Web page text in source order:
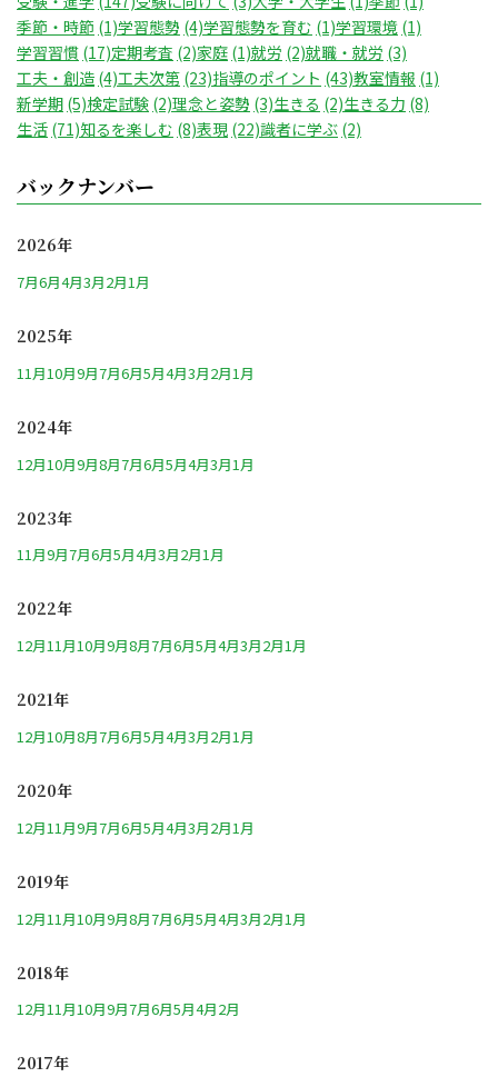
季節・時節 (1)学習態勢 (4)学習態勢を育む (1)学習環境 (1)
学習習慣 (17)定期考査 (2)家庭 (1)就労 (2)就職・就労 (3)
工夫・創造 (4)工夫次第 (23)指導のポイント (43)教室情報 (1)
新学期 (5)検定試験 (2)理念と姿勢 (3)生きる (2)生きる力 (8)
生活 (71)知るを楽しむ (8)表現 (22)識者に学ぶ (2)
バックナンバー
2026年
7月6月4月3月2月1月
2025年
11月10月9月7月6月5月4月3月2月1月
2024年
12月10月9月8月7月6月5月4月3月1月
2023年
11月9月7月6月5月4月3月2月1月
2022年
12月11月10月9月8月7月6月5月4月3月2月1月
2021年
12月10月8月7月6月5月4月3月2月1月
2020年
12月11月9月7月6月5月4月3月2月1月
2019年
12月11月10月9月8月7月6月5月4月3月2月1月
2018年
12月11月10月9月7月6月5月4月2月
2017年